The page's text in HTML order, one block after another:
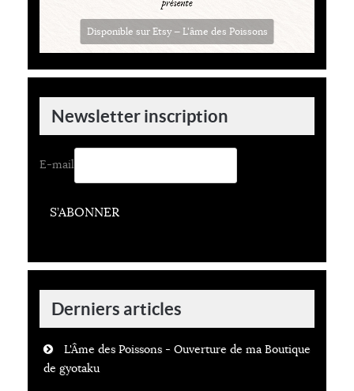
Disponible sur Etsy — L'âme des Poissons
Newsletter inscription
E-mail
S’ABONNER
Derniers articles
L'Âme des Poissons - Ouverture de ma Boutique
de gyotaku